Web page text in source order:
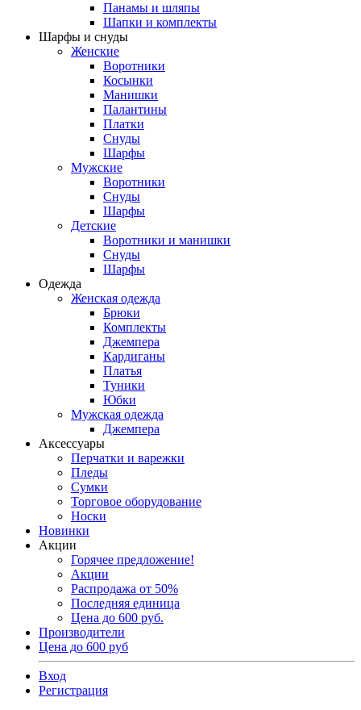
Панамы и шляпы
Шапки и комплекты
Шарфы и снуды
Женские
Воротники
Косынки
Манишки
Палантины
Платки
Снуды
Шарфы
Мужские
Воротники
Снуды
Шарфы
Детские
Воротники и манишки
Снуды
Шарфы
Одежда
Женская одежда
Брюки
Комплекты
Джемпера
Кардиганы
Платья
Туники
Юбки
Мужская одежда
Джемпера
Аксессуары
Перчатки и варежки
Пледы
Сумки
Торговое оборудование
Носки
Новинки
Акции
Горячее предложение!
Акции
Распродажа от 50%
Последняя единица
Цена до 600 руб.
Производители
Цена до 600 руб
Вход
Регистрация